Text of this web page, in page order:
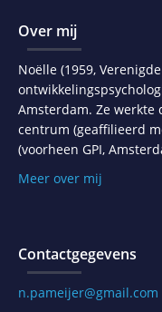
Over mij
Noëlle (1959,
Amsterdam. Ze
centrum (geaffilieerd
(voorheen GPI,
Meer over mij
Contactgegevens
n.pameijer@gmail.com